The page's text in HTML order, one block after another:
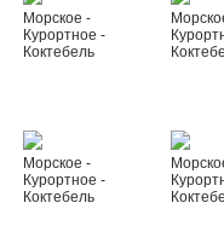
Морское -
Курортное -
Коктебель
Морское -
Курортное -
Коктебель